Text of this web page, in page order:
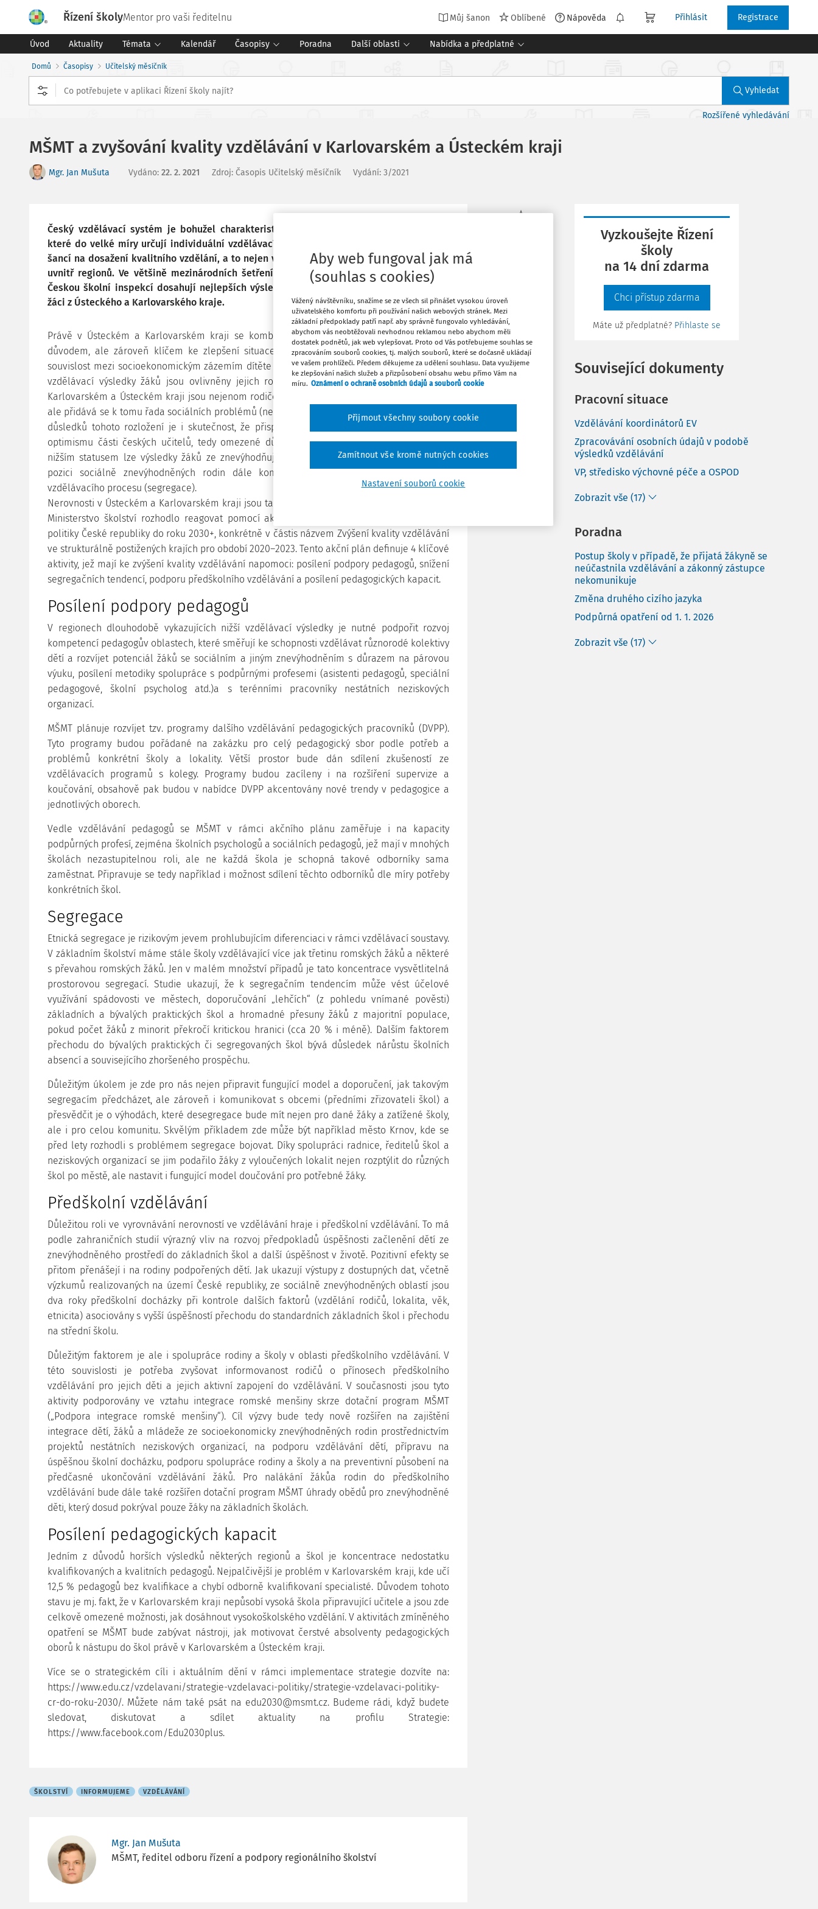
Řízení školyMentor pro vaši ředitelnu Můj šanon Oblíbené Nápověda Přihlásit Registrace
Úvod Aktuality Témata Kalendář Časopisy Poradna Další oblasti Nabídka a předplatné
Domů Časopisy Učitelský měsíčník
Vyhledat
Rozšířené vyhledávání
MŠMT a zvyšování kvality vzdělávání v Karlovarském a Ústeckém kraji
Mgr. Jan Mušuta Vydáno: 22. 2. 2021 Zdroj: Časopis Učitelský měsíčník Vydání: 3/2021
Český vzdělávací systém je bohužel charakteristický výraznými rozdíly v kvalitě škol,
které do velké míry určují individuální vzdělávací výsledky a vedou k omezení rovnosti
šancí na dosažení kvalitního vzdělání, a to nejen v podobě nerovností regionálních, ale i
uvnitř regionů. Ve většině mezinárodních šetření i výběrových zjišťování realizovaných
Českou školní inspekcí dosahují nejlepších výsledků žáci z Prahy a nejníže se umísťují
žáci z Ústeckého a Karlovarského kraje.
Právě v Ústeckém a Karlovarském kraji se kombinuje řada problémů, které mohou být
důvodem, ale zároveň klíčem ke zlepšení situace. V České republice je extrémně silná
souvislost mezi socioekonomickým zázemím dítěte a vzdělávacími výsledky, tedy dosažené
vzdělávací výsledky žáků jsou ovlivněny jejich rodinným zázemím a místem bydliště. V
Karlovarském a Ústeckém kraji jsou nejenom rodiče s nízkým socioekonomickým statusem,
ale přidává se k tomu řada sociálních problémů (nekvalitní bydlení,
exekuce apod.) Jedním z
důsledků tohoto rozložení je i skutečnost, že přispívá k omezenému tzv. pedagogickému
optimismu části českých učitelů, tedy omezené důvěře, že v prostředí s kumulací dětí s
nižším statusem lze výsledky žáků ze znevýhodňujícího prostředí posilovat. Některé obce
pozici sociálně znevýhodněných rodin dále komplikují jejich vyčleňováním na okraj
vzdělávacího procesu (segregace).
Nerovnosti v Ústeckém a Karlovarském kraji jsou také jednou z klíčových priorit, na které se
Ministerstvo školství rozhodlo reagovat pomocí akčního plánu nové Strategie vzdělávací
politiky České republiky do roku 2030+, konkrétně v částis názvem Zvýšení kvality vzdělávání
ve strukturálně postižených krajích pro období 2020–2023. Tento akční plán definuje 4 klíčové
aktivity, jež mají ke zvýšení kvality vzdělávání napomoci: posílení podpory pedagogů, snížení
segregačních tendencí, podporu předškolního vzdělávání a posílení pedagogických kapacit.
Posílení podpory pedagogů
V regionech dlouhodobě vykazujících nižší vzdělávací výsledky je nutné podpořit rozvoj
kompetencí pedagogův oblastech, které směřují ke schopnosti vzdělávat různorodé kolektivy
dětí a rozvíjet potenciál žáků se sociálním a jiným znevýhodněním s důrazem na párovou
výuku, posílení metodiky spolupráce s podpůrnými profesemi (asistenti pedagogů, speciální
pedagogové, školní psycholog atd.)a s terénními pracovníky nestátních neziskových
organizací.
MŠMT plánuje rozvíjet tzv. programy dalšího vzdělávání pedagogických pracovníků (DVPP).
Tyto programy budou pořádané na zakázku pro celý pedagogický sbor podle potřeb a
problémů konkrétní školy a lokality. Větší prostor bude dán sdílení zkušeností ze
vzdělávacích programů s kolegy. Programy budou zacíleny i na rozšíření supervize a
koučování, obsahově pak budou v nabídce DVPP akcentovány nové trendy v pedagogice a
jednotlivých oborech.
Vedle vzdělávání pedagogů se MŠMT v rámci akčního plánu zaměřuje i na kapacity
podpůrných profesí, zejména školních psychologů a sociálních pedagogů, jež mají v mnohých
školách nezastupitelnou roli, ale ne každá škola je schopná takové odborníky sama
zaměstnat. Připravuje se tedy například i možnost sdílení těchto odborníků dle míry potřeby
konkrétních škol.
Segregace
Etnická segregace je rizikovým jevem prohlubujícím diferenciaci v rámci vzdělávací soustavy.
V základním školství máme stále školy vzdělávající více jak třetinu romských žáků a některé
s převahou romských žáků. Jen v malém množství případů je tato koncentrace vysvětlitelná
prostorovou segregací. Studie ukazují, že k segregačním tendencím může vést účelové
využívání spádovosti ve městech, doporučování „lehčích“ (z pohledu vnímané pověsti)
základních a bývalých praktických škol a hromadné přesuny žáků z majoritní populace,
pokud počet žáků z minorit překročí kritickou hranici (cca 20 % i méně). Dalším faktorem
přechodu do bývalých praktických či segregovaných škol bývá důsledek nárůstu školních
absencí a souvisejícího zhoršeného prospěchu.
Důležitým úkolem je zde pro nás nejen připravit fungující model a doporučení, jak takovým
segregacím předcházet, ale zároveň i komunikovat s obcemi (předními zřizovateli škol) a
přesvědčit je o výhodách, které desegregace bude mít nejen pro dané žáky a zatížené školy,
ale i pro celou komunitu. Skvělým příkladem zde může být například město Krnov, kde se
před lety rozhodli s problémem segregace bojovat. Díky spolupráci radnice, ředitelů škol a
neziskových organizací se jim podařilo žáky z vyloučených lokalit nejen rozptýlit do různých
škol po městě, ale nastavit i fungující model doučování pro potřebné žáky.
Předškolní vzdělávání
Důležitou roli ve vyrovnávání nerovností ve vzdělávání hraje i předškolní vzdělávání. To má
podle zahraničních studií výrazný vliv na rozvoj předpokladů úspěšnosti začlenění dětí ze
znevýhodněného prostředí do základních škol a další úspěšnost v životě. Pozitivní efekty se
přitom přenášejí i na rodiny podpořených dětí. Jak ukazují výstupy z dostupných dat, včetně
výzkumů realizovaných na území České republiky, ze sociálně znevýhodněných oblastí jsou
dva roky předškolní docházky při kontrole dalších faktorů (vzdělání rodičů, lokalita, věk,
etnicita) asociovány s vyšší úspěšností přechodu do standardních základních škol i přechodu
na střední školu.
Důležitým faktorem je ale i spolupráce rodiny a školy v oblasti předškolního vzdělávání. V
této souvislosti je potřeba zvyšovat informovanost rodičů o přínosech předškolního
vzdělávání pro jejich děti a jejich aktivní zapojení do vzdělávání. V současnosti jsou tyto
aktivity podporovány ve vztahu integrace romské menšiny skrze dotační program MŠMT
(„Podpora integrace romské menšiny“). Cíl výzvy bude tedy nově rozšířen na zajištění
integrace dětí, žáků a mládeže ze socioekonomicky znevýhodněných rodin prostřednictvím
projektů nestátních neziskových organizací, na podporu vzdělávání dětí, přípravu na
úspěšnou školní docházku, podporu spolupráce rodiny a školy a na preventivní působení na
předčasné ukončování vzdělávání žáků. Pro nalákání žákůa rodin do předškolního
vzdělávání bude dále také rozšířen dotační program MŠMT úhrady obědů pro znevýhodněné
děti, který dosud pokrýval pouze žáky na základních školách.
Posílení pedagogických kapacit
Jedním z důvodů horších výsledků některých regionů a škol je koncentrace nedostatku
kvalifikovaných a kvalitních pedagogů. Nejpalčivější je problém v Karlovarském kraji, kde učí
12,5 % pedagogů bez kvalifikace a chybí odborně kvalifikovaní specialisté. Důvodem tohoto
stavu je mj. fakt, že v Karlovarském kraji nepůsobí vysoká škola připravující učitele a jsou zde
celkově omezené možnosti, jak dosáhnout vysokoškolského vzdělání. V aktivitách zmíněného
opatření se MŠMT bude zabývat nástroji, jak motivovat čerstvé absolventy pedagogických
oborů k nástupu do škol právě v Karlovarském a Ústeckém kraji.
Více se o strategickém cíli i aktuálním dění v rámci implementace strategie dozvíte na:
https://www.edu.cz/vzdelavani/strategie-vzdelavaci-politiky/strategie-vzdelavaci-politiky-
cr-do-roku-2030/. Můžete nám také psát na edu2030@msmt.cz. Budeme rádi, když budete
sledovat, diskutovat a sdílet aktuality na profilu Strategie:
https://www.facebook.com/Edu2030plus.
ŠKOLSTVÍ INFORMUJEME VZDĚLÁVÁNÍ
Mgr. Jan Mušuta
MŠMT, ředitel odboru řízení a podpory regionálního školství
Tisknout
Sdílet
Poznámka
Vyzkoušejte Řízení
školy
na 14 dní zdarma
Chci přístup zdarma
Máte už předplatné? Přihlaste se
Související dokumenty
Pracovní situace
Vzdělávání koordinátorů EV
Zpracovávání osobních údajů v podobě
výsledků vzdělávání
VP, středisko výchovné péče a OSPOD
Zobrazit vše (17)
Poradna
Postup školy v případě, že přijatá žákyně se
neúčastnila vzdělávání a zákonný zástupce
nekomunikuje
Změna druhého cizího jazyka
Podpůrná opatření od 1. 1. 2026
Zobrazit vše (17)
Aby web fungoval jak má
(souhlas s cookies)
Vážený návštěvníku, snažíme se ze všech sil přinášet vysokou úroveň
uživatelského komfortu při používání našich webových stránek. Mezi
základní předpoklady patří např. aby správně fungovalo vyhledávání,
abychom vás neobtěžovali nevhodnou reklamou nebo abychom měli
dostatek podnětů, jak web vylepšovat. Proto od Vás potřebujeme souhlas se
zpracováním souborů cookies, tj. malých souborů, které se dočasně ukládají
ve vašem prohlížeči. Předem děkujeme za udělení souhlasu. Data využijeme
ke zlepšování našich služeb a přizpůsobení obsahu webu přímo Vám na
míru. Oznámení o ochraně osobních údajů a souborů cookie
Nastavení souborů cookie
Zamítnout vše kromě nutných cookies
Přijmout všechny soubory cookie